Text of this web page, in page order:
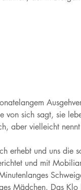
sich sagt, sie
aber vielleicht
erhebt und uns die
und mit
Mädchen. Das